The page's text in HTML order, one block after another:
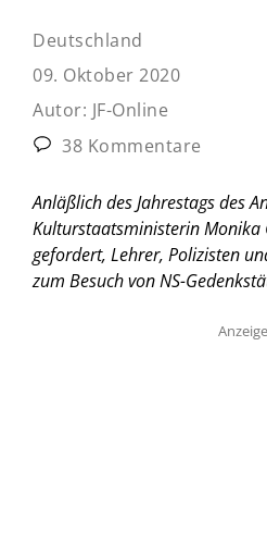
Deutschland
09. Oktober 2020
Autor: JF-Online
38 Kommentare
Anläßlich des Jahrestags des
Kulturstaatsministerin Monika
gefordert, Lehrer, Polizisten
zum Besuch von NS-
Anzeige